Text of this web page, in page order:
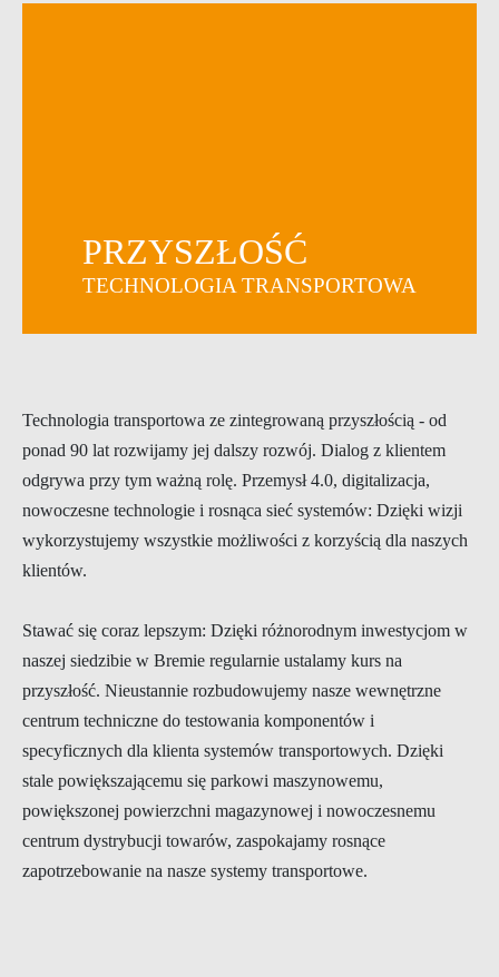
PRZYSZŁOŚĆ
TECHNOLOGIA TRANSPORTOWA
Technologia transportowa ze zintegrowaną przyszłością - od
ponad 90 lat rozwijamy jej dalszy rozwój. Dialog z klientem
odgrywa przy tym ważną rolę. Przemysł 4.0, digitalizacja,
nowoczesne technologie i rosnąca sieć systemów: Dzięki wizji
wykorzystujemy wszystkie możliwości z korzyścią dla naszych
klientów.
Stawać się coraz lepszym: Dzięki różnorodnym inwestycjom w
naszej siedzibie w Bremie regularnie ustalamy kurs na
przyszłość. Nieustannie rozbudowujemy nasze wewnętrzne
centrum techniczne do testowania komponentów i
specyficznych dla klienta systemów transportowych. Dzięki
stale powiększającemu się parkowi maszynowemu,
powiększonej powierzchni magazynowej i nowoczesnemu
centrum dystrybucji towarów, zaspokajamy rosnące
zapotrzebowanie na nasze systemy transportowe.